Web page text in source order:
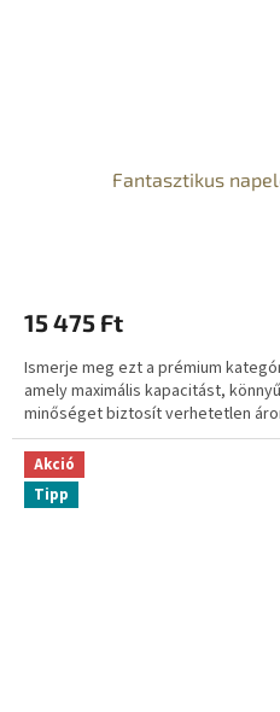
Fantasztikus
15 475 Ft
Ismerje meg ezt a prémium
amely maximális kapacitást,
minőséget biztosít verhetetlen
Akció
Tipp